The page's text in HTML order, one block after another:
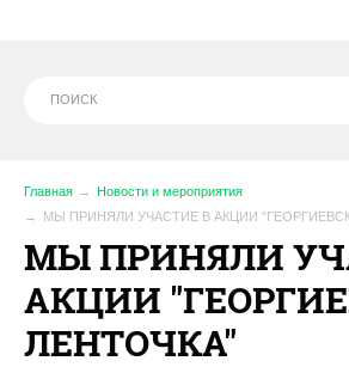
Главная
Новости и мероприятия
МЫ ПРИНЯЛИ УЧАСТИЕ В АКЦИИ
МЫ ПРИНЯЛИ
АКЦИИ
ЛЕНТОЧКА"